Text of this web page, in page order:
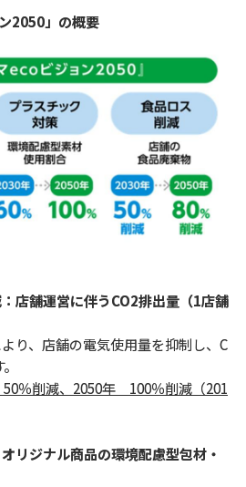
2050」の概要
店舗運営に伴うCO2排出量（1店舗
り、店舗の電気使用量を抑制し、C
％削減、2050年 100％削減（201
リジナル商品の環境配慮型包材・